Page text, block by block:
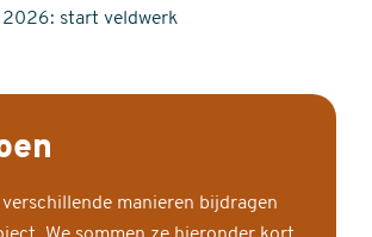
2026: start veldwerk
manieren bijdragen